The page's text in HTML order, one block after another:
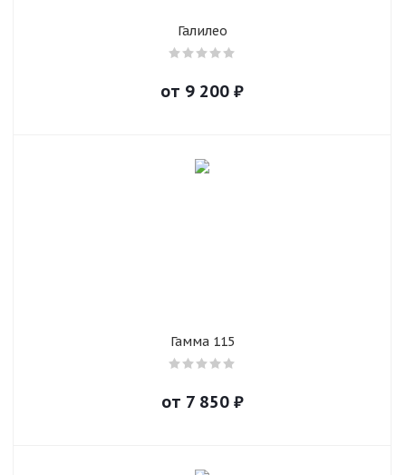
Галилео
от 9 200 ₽
Гамма 115
от 7 850₽